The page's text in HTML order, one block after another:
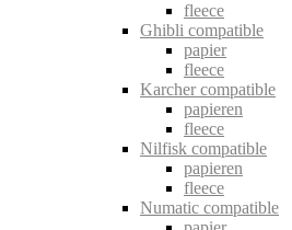
fleece
Ghibli compatible
papier
fleece
Karcher compatible
papieren
fleece
Nilfisk compatible
papieren
fleece
Numatic compatible